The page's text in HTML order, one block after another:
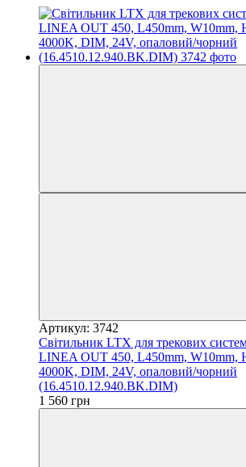
Артикул: 3742
Світильник LTX для трекових
LINEA OUT 450, L450mm, W10mm,
4000K, DIM, 24V, опаловий/чорний
(16.4510.12.940.BK.DIM)
1 560 грн